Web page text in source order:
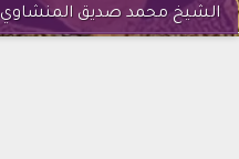
الشيخ محمد صديق المنشاوي